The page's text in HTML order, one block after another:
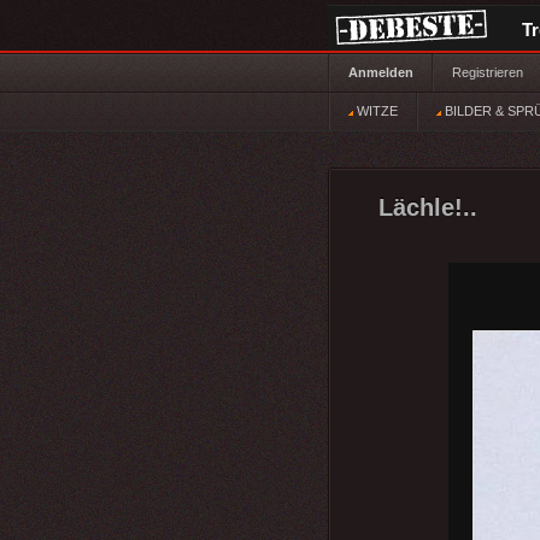
Anmelden Registrieren
WITZE BILDER &
Lächle!..